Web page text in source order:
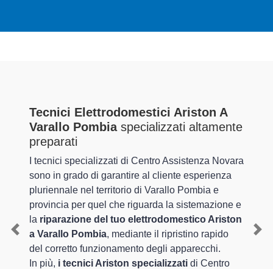
Tecnici Elettrodomestici Ariston A
Varallo Pombiaspecializzati altamente
preparati
I tecnici specializzati di Centro Assistenza Novara
sono in grado di garantire al cliente esperienza
pluriennale nel territorio di Varallo Pombia e
provincia per quel che riguarda la sistemazione e
la riparazione del tuo elettrodomestico Ariston
a Varallo Pombia, mediante il ripristino rapido
del corretto funzionamento degli apparecchi.
In più, i tecnici Ariston specializzati di Centro
Previous